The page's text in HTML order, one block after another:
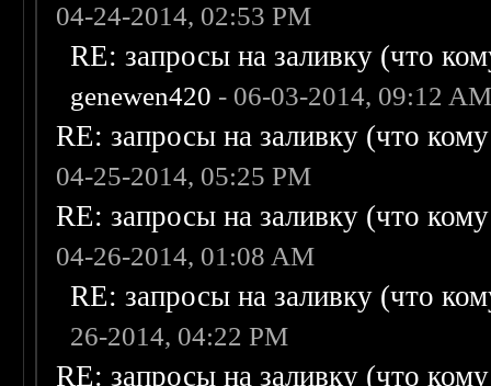
04-24-2014, 02:53 PM
RE: запросы на заливку (что
genewen420 - 06-03-2014, 09:12
RE: запросы на заливку (что
04-25-2014, 05:25 PM
RE: запросы на заливку (что
04-26-2014, 01:08 AM
RE: запросы на заливку (что
26-2014, 04:22 PM
RE: запросы на заливку (что